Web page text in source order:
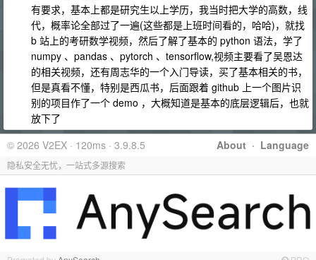
有要求，基本上都是研究生以上学历，我当时把大学的高数，线
代，概率论全部过了一遍(这些都是上班时间看的，哈哈)，就找
b 站上的考研数学视频，然后了解了基本的 python 语法，学了
numpy 、pandas 、pytorch 、tensorflow,视频主要看了吴恩达
的相关视频，还有周志华的一个入门导读，买了基本相关的书，
但是真看不懂，特别是西瓜书，后面跟着 github 上一个图片识
别的项目作了一个 demo ，大概知道是基本的底层逻辑后，也就
放下了
About · Language
© 2026 V2EX · 120ms · 3.9.8.5
隐私安全无忧，一站式多源搜索